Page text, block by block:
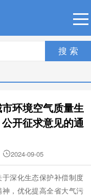
搜 索
环境空气质量生
开征求意见的通
2024-09-05
深化生态保护补偿制度
，优化提高全省大气污